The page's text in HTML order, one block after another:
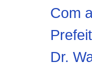
Com
Dr.